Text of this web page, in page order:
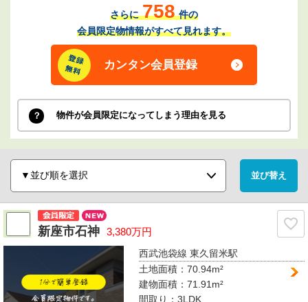
さらに 758 件の
会員限定物情報がすべて見れます。
カンタン会員登録
物件が会員限定になってしまう理由を見る
新座市石神 3,380万円
西武池袋線 東久留米駅
土地面積：70.94m²
建物面積：71.91m²
間取り：3LDK